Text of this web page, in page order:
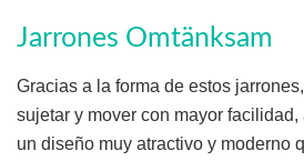
Jarrones Omtänksam
Gracias a la forma de estos
sujetar y mover con mayor
un diseño muy atractivo y moderno